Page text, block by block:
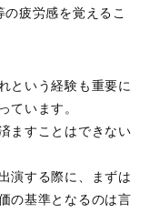
疲労感を覚えるこ
という経験も重要に
ています。
ますことはできない
演する際に、まずは
の基準となるのは言